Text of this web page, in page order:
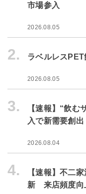
市場参入
2026.08.05
2. ラベルレス
2026.08.05
3.
【速報】“飲
入で新需要創出
2026.08.04
4.
【速報】不二
新 来店頻度向